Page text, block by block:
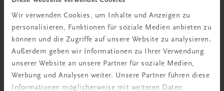
Wir verwenden Cookies, um Inhalte und Anzeigen zu
personalisieren, Funktionen für soziale Medien anbieten zu
können und die Zugriffe auf unsere Website zu analysieren.
Außerdem geben wir Informationen zu Ihrer Verwendung
unserer Website an unsere Partner für soziale Medien,
Werbung und Analysen weiter. Unsere Partner führen diese
Informationen möglicherweise mit weiteren Daten
Herzlich willkommen bei TRAUNER!
Wir über uns